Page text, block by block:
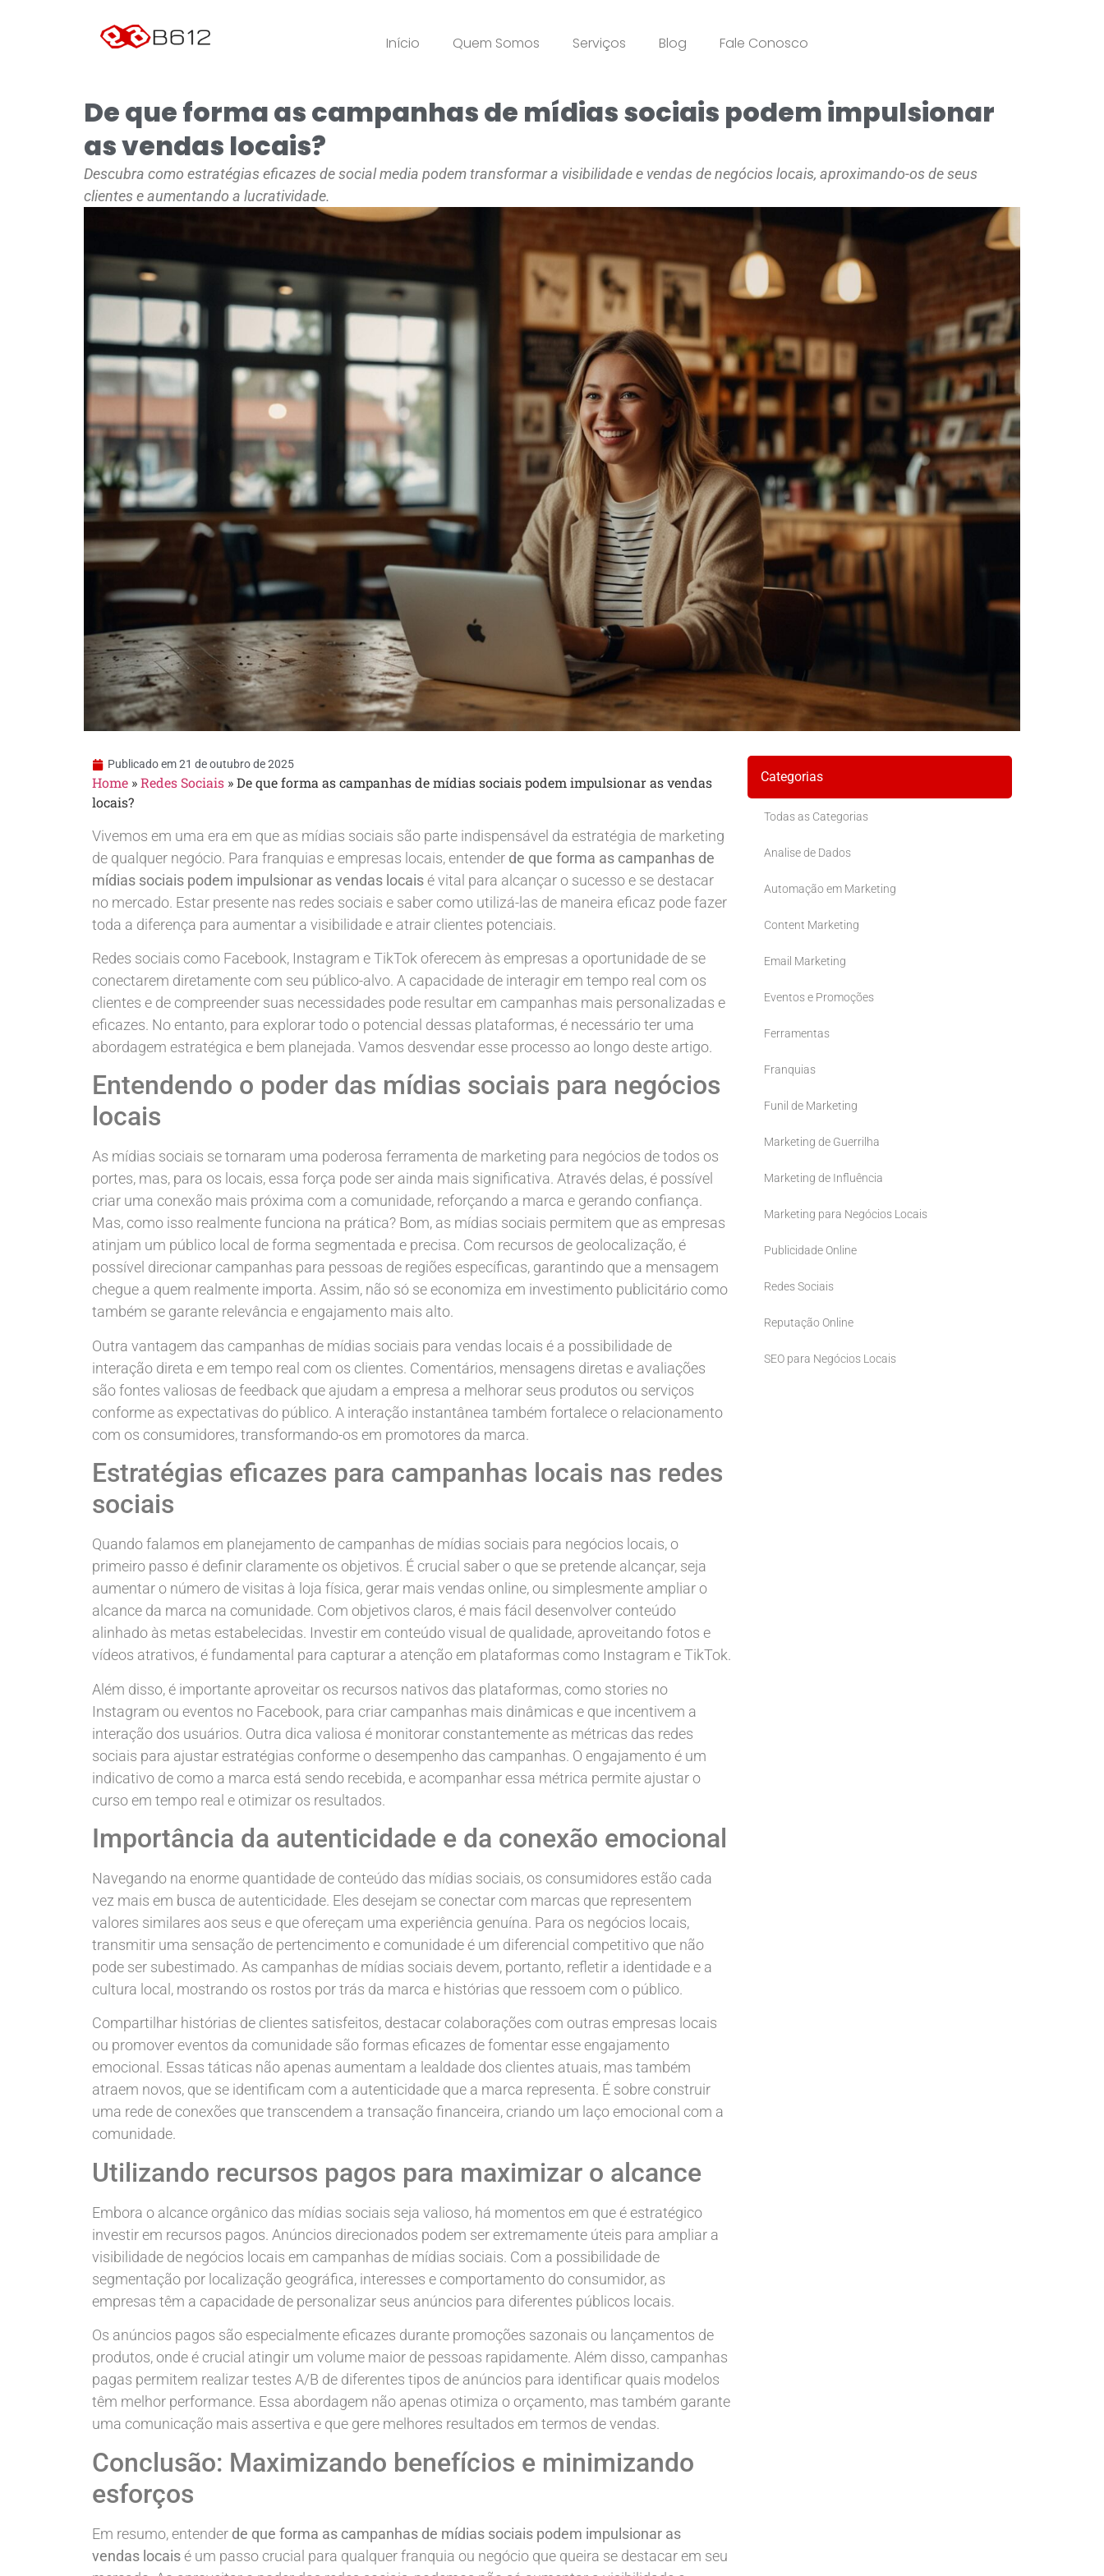
Início Quem Somos Serviços Blog Fale Conosco
De que forma as campanhas de mídias sociais podem impulsionar
as vendas locais?
Descubra como estratégias eficazes de social media podem transformar a visibilidade e vendas de negócios locais, aproximando-os de seus
clientes e aumentando a lucratividade.
Publicado em21 de outubro de 2025
Home »Redes Sociais »De que forma as campanhas de mídias sociais podem impulsionar as vendas
locais?
Vivemos em uma era em que as mídias sociais são parte indispensável da estratégia de marketing
de qualquer negócio. Para franquias e empresas locais, entender de que forma as campanhas de
mídias sociais podem impulsionar as vendas locaisé vital para alcançar o sucesso e se destacar
no mercado. Estar presente nas redes sociais e saber como utilizá-las de maneira eficaz pode fazer
toda a diferença para aumentar a visibilidade e atrair clientes potenciais.
Redes sociais como Facebook, Instagram e TikTok oferecem às empresas a oportunidade de se
conectarem diretamente com seu público-alvo. A capacidade de interagir em tempo real com os
clientes e de compreender suas necessidades pode resultar em campanhas mais personalizadas e
eficazes. No entanto, para explorar todo o potencial dessas plataformas, é necessário ter uma
abordagem estratégica e bem planejada. Vamos desvendar esse processo ao longo deste artigo.
Entendendo o poder das mídias sociais para negócios
locais
As mídias sociais se tornaram uma poderosa ferramenta de marketing para negócios de todos os
portes, mas, para os locais, essa força pode ser ainda mais significativa. Através delas, é possível
criar uma conexão mais próxima com a comunidade, reforçando a marca e gerando confiança.
Mas, como isso realmente funciona na prática? Bom, as mídias sociais permitem que as empresas
atinjam um público local de forma segmentada e precisa. Com recursos de geolocalização, é
possível direcionar campanhas para pessoas de regiões específicas, garantindo que a mensagem
chegue a quem realmente importa. Assim, não só se economiza em investimento publicitário como
também se garante relevância e engajamento mais alto.
Outra vantagem das campanhas de mídias sociais para vendas locais é a possibilidade de
interação direta e em tempo real com os clientes. Comentários, mensagens diretas e avaliações
são fontes valiosas de feedback que ajudam a empresa a melhorar seus produtos ou serviços
conforme as expectativas do público. A interação instantânea também fortalece o relacionamento
com os consumidores, transformando-os em promotores da marca.
Estratégias eficazes para campanhas locais nas redes
sociais
Quando falamos em planejamento de campanhas de mídias sociais para negócios locais, o
primeiro passo é definir claramente os objetivos. É crucial saber o que se pretende alcançar, seja
aumentar o número de visitas à loja física, gerar mais vendas online, ou simplesmente ampliar o
alcance da marca na comunidade. Com objetivos claros, é mais fácil desenvolver conteúdo
alinhado às metas estabelecidas. Investir em conteúdo visual de qualidade, aproveitando fotos e
vídeos atrativos, é fundamental para capturar a atenção em plataformas como Instagram e TikTok.
Além disso, é importante aproveitar os recursos nativos das plataformas, como stories no
Instagram ou eventos no Facebook, para criar campanhas mais dinâmicas e que incentivem a
interação dos usuários. Outra dica valiosa é monitorar constantemente as métricas das redes
sociais para ajustar estratégias conforme o desempenho das campanhas. O engajamento é um
indicativo de como a marca está sendo recebida, e acompanhar essa métrica permite ajustar o
curso em tempo real e otimizar os resultados.
Importância da autenticidade e da conexão emocional
Navegando na enorme quantidade de conteúdo das mídias sociais, os consumidores estão cada
vez mais em busca de autenticidade. Eles desejam se conectar com marcas que representem
valores similares aos seus e que ofereçam uma experiência genuína. Para os negócios locais,
transmitir uma sensação de pertencimento e comunidade é um diferencial competitivo que não
pode ser subestimado. As campanhas de mídias sociais devem, portanto, refletir a identidade e a
cultura local, mostrando os rostos por trás da marca e histórias que ressoem com o público.
Compartilhar histórias de clientes satisfeitos, destacar colaborações com outras empresas locais
ou promover eventos da comunidade são formas eficazes de fomentar esse engajamento
emocional. Essas táticas não apenas aumentam a lealdade dos clientes atuais, mas também
atraem novos, que se identificam com a autenticidade que a marca representa. É sobre construir
uma rede de conexões que transcendem a transação financeira, criando um laço emocional com a
comunidade.
Utilizando recursos pagos para maximizar o alcance
Embora o alcance orgânico das mídias sociais seja valioso, há momentos em que é estratégico
investir em recursos pagos. Anúncios direcionados podem ser extremamente úteis para ampliar a
visibilidade de negócios locais em campanhas de mídias sociais. Com a possibilidade de
segmentação por localização geográfica, interesses e comportamento do consumidor, as
empresas têm a capacidade de personalizar seus anúncios para diferentes públicos locais.
Os anúncios pagos são especialmente eficazes durante promoções sazonais ou lançamentos de
produtos, onde é crucial atingir um volume maior de pessoas rapidamente. Além disso, campanhas
pagas permitem realizar testes A/B de diferentes tipos de anúncios para identificar quais modelos
têm melhor performance. Essa abordagem não apenas otimiza o orçamento, mas também garante
uma comunicação mais assertiva e que gere melhores resultados em termos de vendas.
Conclusão: Maximizando benefícios e minimizando
esforços
Em resumo, entender de que forma as campanhas de mídias sociais podem impulsionar as
vendas locaisé um passo crucial para qualquer franquia ou negócio que queira se destacar em seu
Categorias
Todas as Categorias
Analise de Dados
Automação em Marketing
Content Marketing
Email Marketing
Eventos e Promoções
Ferramentas
Franquias
Funil de Marketing
Marketing de Guerrilha
Marketing de Influência
Marketing para Negócios Locais
Publicidade Online
Redes Sociais
Reputação Online
SEO para Negócios Locais